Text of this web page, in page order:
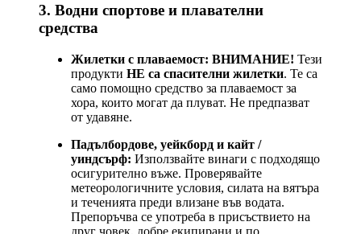
3. Водни спортове и плавателни
средства
Жилетки с плаваемост: ВНИМАНИЕ! Тези
продукти НЕ са спасителни жилетки. Те са
само помощно средство за плаваемост за
хора, които могат да плуват. Не предпазват
от удавяне.
Падълбордове, уейкборд и кайт /
уиндсърф: Използвайте винаги с подходящо
осигурително въже. Проверявайте
метеорологичните условия, силата на вятъра
и теченията преди влизане във водата.
Препоръчва се употреба в присъствието на
друг човек, добре екипирани и по